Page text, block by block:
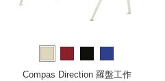
Compas Direction 羅盤工作